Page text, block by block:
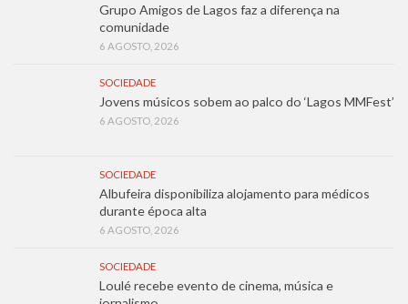
Grupo Amigos de Lagos faz a diferença na
comunidade
6 AGOSTO, 2026
SOCIEDADE
Jovens músicos sobem ao palco do ‘Lagos MMFest’
6 AGOSTO, 2026
SOCIEDADE
Albufeira disponibiliza alojamento para médicos
durante época alta
6 AGOSTO, 2026
SOCIEDADE
Loulé recebe evento de cinema, música e